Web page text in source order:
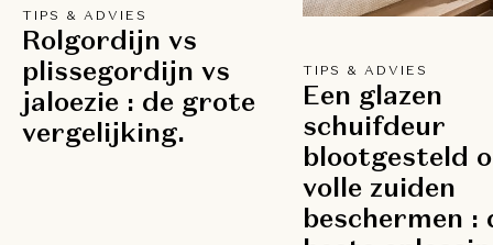
TIPS & ADVIES
Rolgordijn vs
plissegordijn vs
jaloezie : de grote
vergelijking.
TIPS & ADVIES
Een glazen
schuifdeur
blootgesteld
volle zuiden
beschermen :